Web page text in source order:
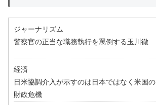
ジャーナリズム
警察官の正当な職務執行を罵倒する玉川徹
経済
日米協調介入が示すのは日本ではなく米国の
財政危機